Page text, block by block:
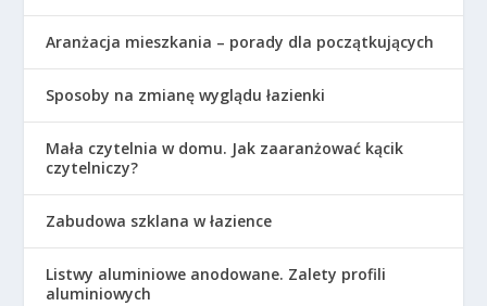
Aranżacja mieszkania – porady dla początkujących
Sposoby na zmianę wyglądu łazienki
Mała czytelnia w domu. Jak zaaranżować kącik
czytelniczy?
Zabudowa szklana w łazience
Listwy aluminiowe anodowane. Zalety profili
aluminiowych